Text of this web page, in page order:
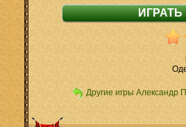
Другие игры Александр